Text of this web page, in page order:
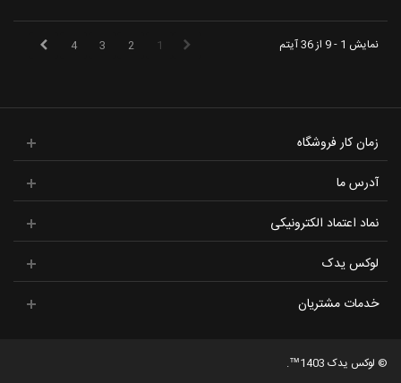
1
2
3
4 نمایش 1 - 9 از 36 آیتم
زمان کار فروشگاه
آدرس ما
نماد اعتماد الکترونیکی
لوکس یدک
خدمات مشتریان
© لوکس یدک 1403™.